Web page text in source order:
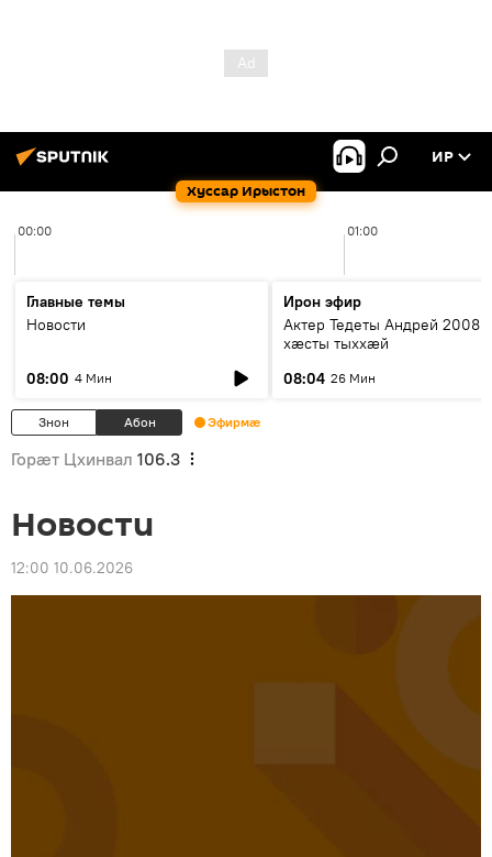
Хуссар Ирыстон
ИР
00:00 01:00
Главные темы
Новости
08:00 4 Мин
Ирон эфир
Актер Тедеты Андрей 2008
хæсты тыххæй
08:04 26 Мин
Знон Абон Эфирмæ
Горӕт Цхинвал 106.3
Новости
12:00 10.06.2026